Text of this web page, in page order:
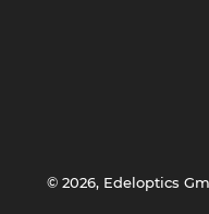
© 2026, Edeloptics